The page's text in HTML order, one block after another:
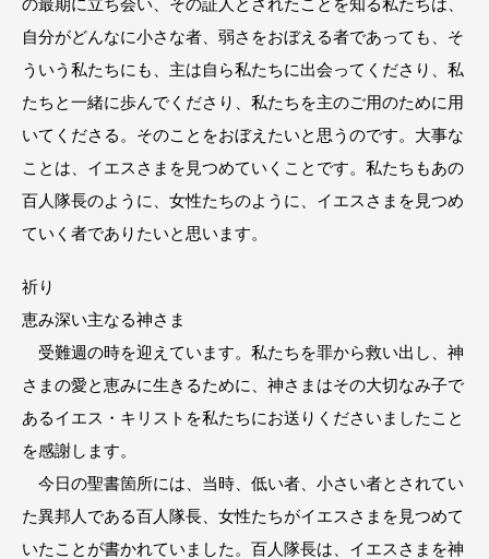
自分がどんなに小さな者、弱さをおぼえる者であっても、そ
ういう私たちにも、主は自ら私たちに出会ってくださり、私
たちと一緒に歩んでくださり、私たちを主のご用のために用
いてくださる。そのことをおぼえたいと思うのです。大事な
ことは、イエスさまを見つめていくことです。私たちもあの
百人隊長のように、女性たちのように、イエスさまを見つめ
ていく者でありたいと思います。
祈り
恵み深い主なる神さま
受難週の時を迎えています。私たちを罪から救い出し、神
さまの愛と恵みに生きるために、神さまはその大切なみ子で
あるイエス・キリストを私たちにお送りくださいましたこと
を感謝します。
今日の聖書箇所には、当時、低い者、小さい者とされてい
た異邦人である百人隊長、女性たちがイエスさまを見つめて
いたことが書かれていました。百人隊長は、イエスさまを神